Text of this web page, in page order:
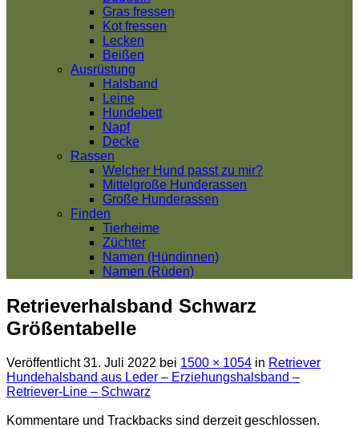
Gras fressen
Kot fressen
Lecken
Beißen
Ausrüstung
Halsband
Leine
Hundebett
Napf
Decke
Rassen
Welcher Hund passt zu mir?
Mittelgroße Hunderassen
Große Hunderassen
Finden
Tierheime
Züchter
Namen (Hündinnen)
Namen (Rüden)
Retrieverhalsband Schwarz
Größentabelle
Veröffentlicht31. Juli 2022 bei 1500 × 1054 in Retriever
Hundehalsband aus Leder – Erziehungshalsband –
Retriever-Line – Schwarz
Kommentare und Trackbacks sind derzeit geschlossen.